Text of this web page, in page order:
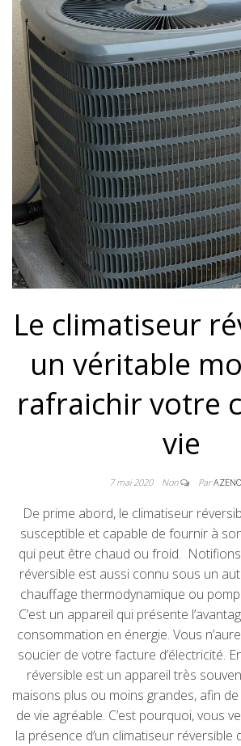
Le climatiseur
un véritable
rafraichir votre
vie
7 mai 2020 Non Par
De prime abord, le climatiseur
susceptible et capable de fournir à
qui peut être chaud ou froid.
réversible est aussi connu sous un
chauffage thermodynamique ou
C’est un appareil qui présente
consommation en énergie. Vous
soucier de votre facture d’électricité.
réversible est un appareil très
maisons plus ou moins grandes, afin
de vie agréable. C’est pourquoi, vous
la présence d’un climatiseur réversible